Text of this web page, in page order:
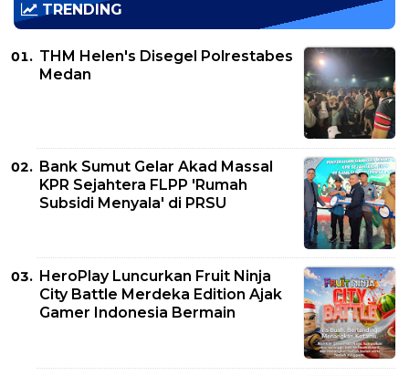
TRENDING
THM Helen's Disegel Polrestabes
Medan
Bank Sumut Gelar Akad Massal
KPR Sejahtera FLPP 'Rumah
Subsidi Menyala' di PRSU
HeroPlay Luncurkan Fruit Ninja
City Battle Merdeka Edition Ajak
Gamer Indonesia Bermain